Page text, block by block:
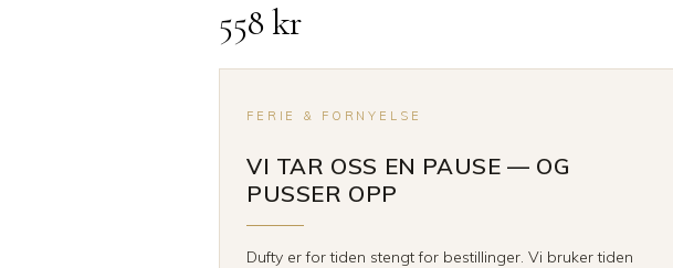
558 kr
FERIE & FORNYELSE
VI TAR OSS EN PAUSE — OG
PUSSER OPP
Dufty er for tiden stengt for bestillinger. Vi bruker tiden